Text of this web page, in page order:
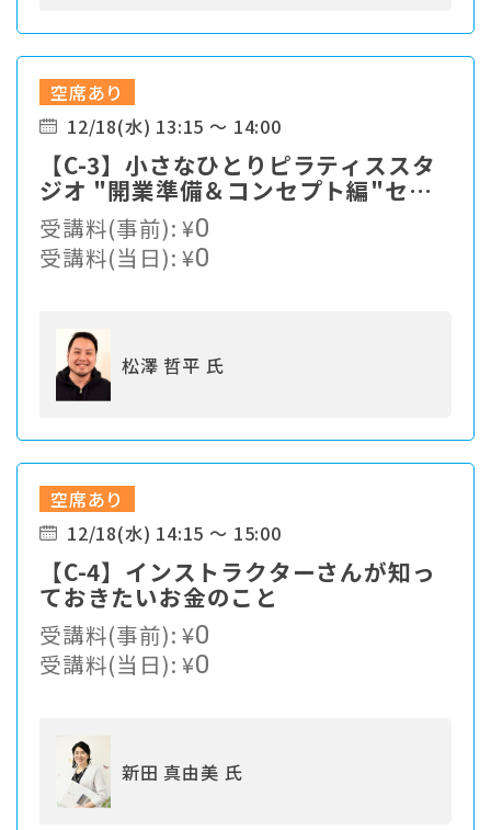
空席あり
12/18(水) 13:15 ～ 14:00
【C-3】小さなひとりピラティススタ
ジオ "開業準備＆コンセプト編"セミ
ナー
受講料(事前):¥0
受講料(当日):¥0
松澤 哲平 氏
空席あり
12/18(水) 14:15 ～ 15:00
【C-4】インストラクターさんが知っ
ておきたいお金のこと
受講料(事前):¥0
受講料(当日):¥0
新田 真由美 氏